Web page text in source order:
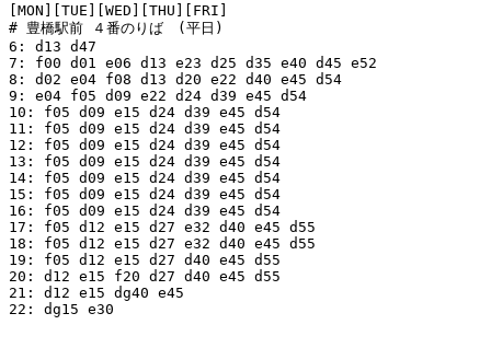
[MON][TUE][WED][THU][FRI]
# 豊橋駅前 ４番のりば　(平日)
6: d13 d47
7: f00 d01 e06 d13 e23 d25 d35
8: d02 e04 f08 d13 d20 e22 d40 e45 d54
9: e04 f05 d09 e22 d24 d39 e45 d54
10: f05 d09 e15 d24 d39 e45 d54
11: f05 d09 e15 d24 d39 e45 d54
12: f05 d09 e15 d24 d39 e45 d54
13: f05 d09 e15 d24 d39 e45 d54
14: f05 d09 e15 d24 d39 e45 d54
15: f05 d09 e15 d24 d39 e45 d54
16: f05 d09 e15 d24 d39 e45 d54
17: f05 d12 e15 d27 e32 d40 e45 d55
18: f05 d12 e15 d27 e32 d40 e45 d55
19: f05 d12 e15 d27 d40 e45 d55
20: d12 e15 f20 d27 d40 e45 d55
21: d12 e15 dg40 e45
22: dg15 e30